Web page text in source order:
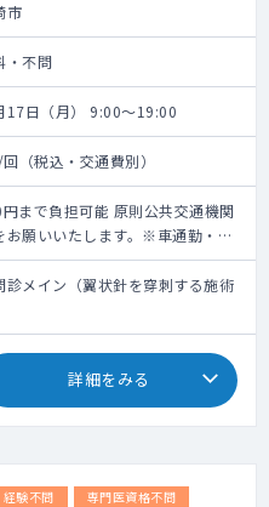
市
・不問
17日（月） 9:00～19:00
（税込・交通費別）
まで負担可能 原則公共交通機関
お願いいたします。※車通勤・タ
要相談
診メイン（翼状針を穿刺する施術
詳細をみる
経験不問
専門医資格不問